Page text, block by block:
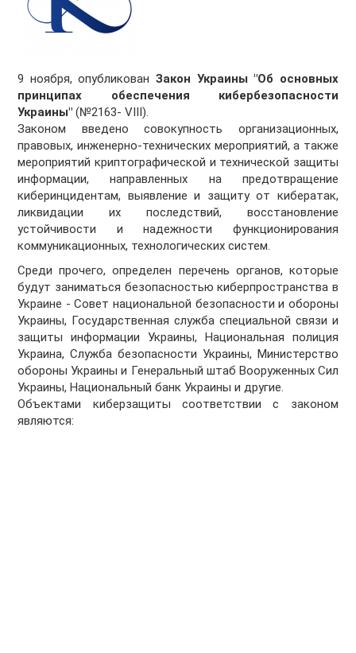
9 ноября, опубликован Закон Украины "Об основных
принципах обеспечения кибербезопасности
Украины" (№2163- VІІІ).
Законом введено совокупность организационных,
правовых, инженерно-технических мероприятий, а также
мероприятий криптографической и технической защиты
информации, направленных на предотвращение
киберинцидентам, выявление и защиту от кибератак,
ликвидации их последствий, восстановление
устойчивости и надежности функционирования
коммуникационных, технологических систем.
Среди прочего, определен перечень органов, которые
будут заниматься безопасностью киберпространства в
Украине - Совет национальной безопасности и обороны
Украины, Государственная служба специальной связи и
защиты информации Украины, Национальная полиция
Украина, Служба безопасности Украины, Министерство
обороны Украины и Генеральный штаб Вооруженных Сил
Украины, Национальный банк Украины и другие.
Объектами киберзащиты соответствии с законом
являются: